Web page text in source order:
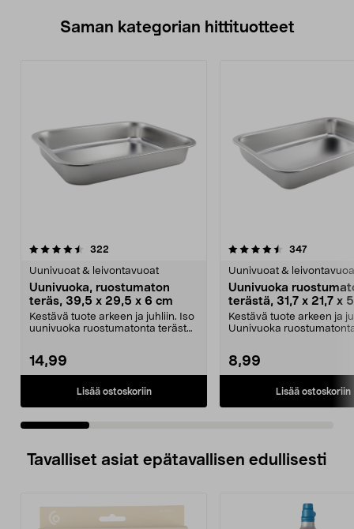
Saman kategorian hittituotteet
322
Uunivuoat & leivontavuoat
Uunivuoka, ruostumaton
teräs, 39,5 x 29,5 x 6 cm
Kestävä tuote arkeen ja juhliin. Iso
uunivuoka ruostumatonta terästä,
14,99
Lisää ostoskoriin
4.5 viidestä
347arvostelut
Uunivuoat &
Uunivuoka
terästä, 31,7 x 21,7 x
Kestävä tuote arkeen ja
Uunivuoka
8,99
Lisää ostoskoriin
4.5 viidestä
Tavalliset asiat epätavallisen edullisesti